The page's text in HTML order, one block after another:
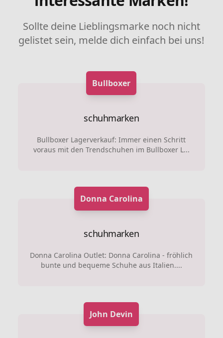
Sollte deine Lieblingsmarke noch nicht
gelistet sein, melde dich einfach bei uns!
Bullboxer
schuhmarken
Bullboxer Lagerverkauf: Immer einen Schritt
voraus mit den Trendschuhen im Bullboxer L...
Donna Carolina
schuhmarken
Donna Carolina Outlet: Donna Carolina - fröhlich
bunte und bequeme Schuhe aus Italien....
John Devin